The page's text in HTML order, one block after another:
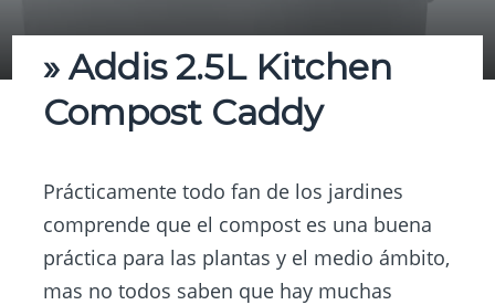
» Addis 2.5L Kitchen
Compost Caddy
Prácticamente todo fan de los jardines
comprende que el compost es una buena
práctica para las plantas y el medio ámbito,
mas no todos saben que hay muchas